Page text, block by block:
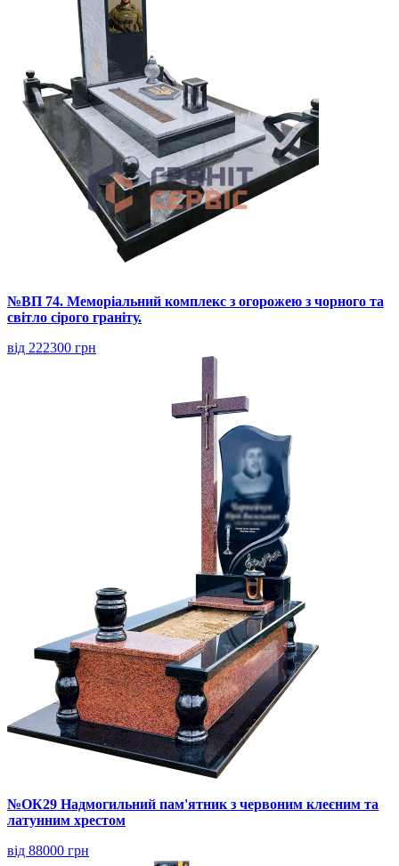
№ВП 74. Меморіальний комплекс з огорожею з чорного та
світло сірого граніту.
від 222300 грн
№ОК29 Надмогильний пам'ятник з червоним клеєним та
латунним хрестом
від 88000 грн